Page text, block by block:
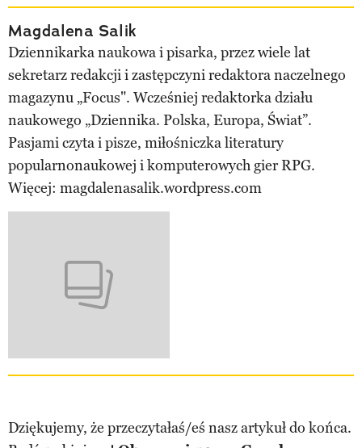
Magdalena Salik
Dziennikarka naukowa i pisarka, przez wiele lat
sekretarz redakcji i zastępczyni redaktora naczelnego
magazynu „Focus". Wcześniej redaktorka działu
naukowego „Dziennika. Polska, Europa, Świat”.
Pasjami czyta i pisze, miłośniczka literatury
popularnonaukowej i komputerowych gier RPG.
Więcej: magdalenasalik.wordpress.com
Dziękujemy, że przeczytałaś/eś nasz artykuł do końca.